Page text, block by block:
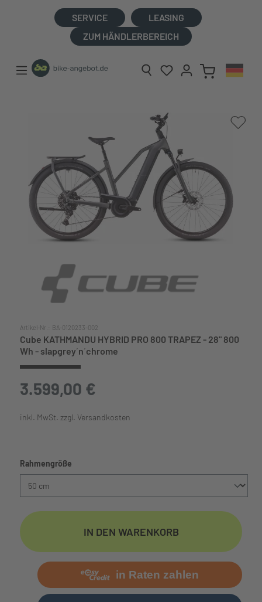
SERVICE
LEASING
ZUM HÄNDLERBEREICH
Artikel-Nr.: BA-0120233-002
Cube KATHMANDU HYBRID PRO 800 TRAPEZ - 28" 800
Wh - slapgrey´n´chrome
3.599,00 €
inkl. MwSt. zzgl. Versandkosten
Rahmengröße
IN DEN WARENKORB